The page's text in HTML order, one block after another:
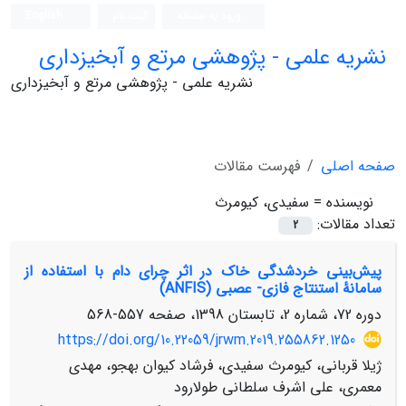
نشریه علمی - پژوهشی مرتع و آبخیزداری
نشریه علمی - پژوهشی مرتع و آبخیزداری
صفحه اصلی
فهرست مقالات
نویسنده = سفیدی، کیومرث
تعداد مقالات:
2
پیش‌بینی خردشدگی خاک در اثر چرای دام با استفاده از
سامانۀ استنتاج فازی- عصبی (ANFIS)
دوره 72، شماره 2، تابستان 1398، صفحه
557-568
https://doi.org/10.22059/jrwm.2019.255862.1250
ژیلا قربانی، کیومرث سفیدی، فرشاد کیوان بهجو، مهدی
معمری، علی اشرف سلطانی طولارود